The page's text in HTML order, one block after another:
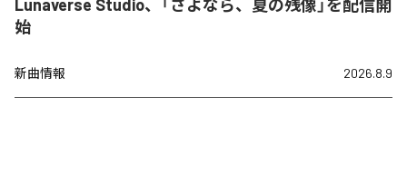
Lunaverse Studio、「さよなら、夏の残像」を配信開
始
新曲情報 2026.8.9